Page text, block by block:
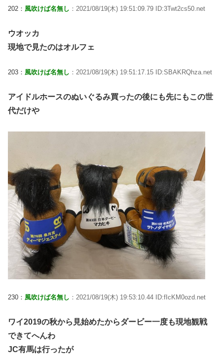
202： 風吹けば名無し ：2021/08/19(木) 19:51:09.79 ID:3Twt2cs50.net
ウオッカ
現地で見たのはオルフェ
203： 風吹けば名無し ：2021/08/19(木) 19:51:17.15 ID:SBAKRQhza.net
アイドルホースのぬいぐるみ買ったの後にも先にもこの世
代だけや
230： 風吹けば名無し ：2021/08/19(木) 19:53:10.44 ID:fIcKM0ozd.net
ワイ2019の秋から見始めたからダービー一度も現地観戦
できてへんわ
JC有馬は行ったが